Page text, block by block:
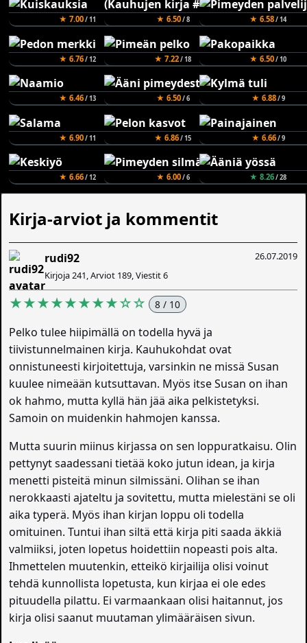
★ 7.00/ 11 ★ 6.50/ 8 ★ 6.58/ 14
★ 6.76/ 12 ★ 7.22/ 18 ★ 6.50/ 10
★ 6.46/ 13 ★ 6.50/ 6 ★ 6.88/ 9
★ 6.90/ 11 ★ 6.86/ 15 ★ 6.66/ 9
★ 6.66/ 12 ★ 6.00/ 6 ★ 8.26/ 28
Kirja-arviot ja kommentit
26.07.2019
rudi92
Kirjoja 241, Arviot 189, Viestit 6
★★★★★★★★☆☆ 8 / 10
Pelko tulee hiipimällä on todella hyvä ja
tiivistunnelmainen kirja. Kauhukohdat ovat
onnistuneesti kirjoitettuja, varsinkin ne missä Susan
kuulee nimeään kutsuttavan. Myös itse Susan on ihan
ok hahmo, mutta kyllä hän jää aika pelkistetyksi.
Samoin on muidenkin hahmojen kanssa.
Mutta suurin miinus kirjassa on sen loppuratkaisu. Olin
pettynyt saadessani tietää koko jutun idean, ja kirja
menetti pisteitä minun silmissäni. Olihan se ihan
nerokkaasti ajateltu ja sovitettu, mutta mielestäni se oli
aika typerä. Myös ihan kirjan loppu oli todella
omituinen. Tuntui ihan siltä että kirja piti saada äkkiä
valmiiksi, joten lopetus hoidettiin nopeasti pois alta.
Ihmettelen muutenkin, etteikö kirjailija olisi voinut
tehdä kunnollista lopetusta, kun kirjaa ei ole edes
pituudella pilattu. Ei varmaankaan olisi haitannut, jos
kirja olisi saanut muutaman ylimääräisen sivun.